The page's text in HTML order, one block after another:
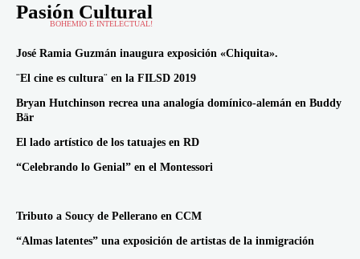
Pasión Cultural
BOHEMIO E INTELECTUAL!
José Ramia Guzmán inaugura exposición «Chiquita».
¨El cine es cultura¨ en la FILSD 2019
Bryan Hutchinson recrea una analogía domínico-alemán en Buddy
Bär
El lado artístico de los tatuajes en RD
“Celebrando lo Genial” en el Montessori
Tributo a Soucy de Pellerano en CCM
“Almas latentes” una exposición de artistas de la inmigración